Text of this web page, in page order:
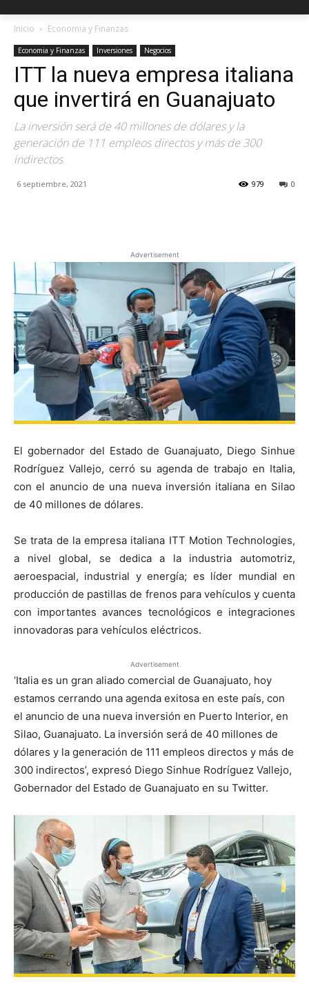
Inicio Economia y Finanzas
Economia y Finanzas Inversiones Negocios
ITT la nueva empresa italiana
que invertirá en Guanajuato
La inversión será de 40 millones de dólares y la
generación de 111 empleos directos y más de 300
indirectos
6 septiembre, 2021 0
979
Advertisement
El gobernador del Estado de Guanajuato, Diego Sinhue
Rodríguez Vallejo, cerró su agenda de trabajo en Italia,
con el anuncio de una nueva inversión italiana en Silao
de 40 millones de dólares.
Se trata de la empresa italiana ITT Motion Technologies,
a nivel global, se dedica a la industria automotriz,
aeroespacial, industrial y energía; es líder mundial en
producción de pastillas de frenos para vehículos y cuenta
con importantes avances tecnológicos e integraciones
innovadoras para vehículos eléctricos.
Advertisement
‘Italia es un gran aliado comercial de Guanajuato, hoy
estamos cerrando una agenda exitosa en este país, con
el anuncio de una nueva inversión en Puerto Interior, en
Silao, Guanajuato. La inversión será de 40 millones de
dólares y la generación de 111 empleos directos y más de
300 indirectos’, expresó Diego Sinhue Rodríguez Vallejo,
Gobernador del Estado de Guanajuato en su Twitter.